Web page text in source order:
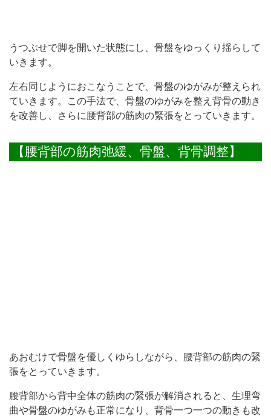
うつぶせで脚を開いた状態にし、骨盤をゆっくり揺らして
いきます。
左右同じようにおこなうことで、骨盤のゆがみが整えられ
ていきます。この手法で、骨盤のゆがみを整え背骨の動き
を改善し、さらに腰背部の筋肉の緊張をとっていきます。
【腰背部の筋肉弛緩、骨盤、背骨調整】
あおむけで骨盤を優しくゆらしながら、腰背部の筋肉の緊
張をとっていきます。
腰背部から背中全体の筋肉の緊張が解消されると、生理弯
曲や骨盤のゆがみも正常になり、背骨一つ一つの動きも改